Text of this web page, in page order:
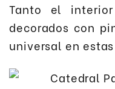
Tanto el
decorados con
universal en